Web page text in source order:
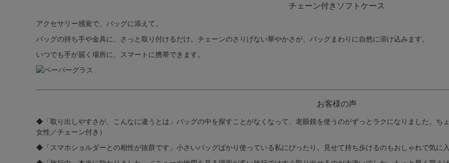
チェーン付きソフトケース
アクセサリー感覚で、バッグに添えて。
バッグの持ち手や金具に、さっと取り付けるだけ。チェーンのさりげない華やかさが、バッグまわりに自然に溶け込みます。
いつでも手が届く場所に、スマートに携帯できます。
お客様の声
◆「取り出しやすさが、こんなに違うとは」バッグの中を探すことがなくなって、老眼鏡を使うのがずっとラクになりました。ち
女性／チェーン付き）
◆「スマホショルダーとの相性が抜群です」小さいバッグばかり使っている私にぴったり。見せて持ち歩けるのもおしゃれで気に